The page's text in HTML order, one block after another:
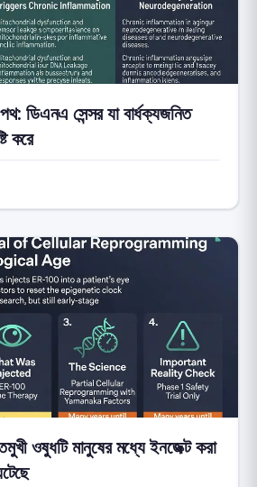
সেন্সর যা বার্ধক্যজনিত
করে
ওষুধটি মানুষের মধ্যে ইনজেক্ট করা